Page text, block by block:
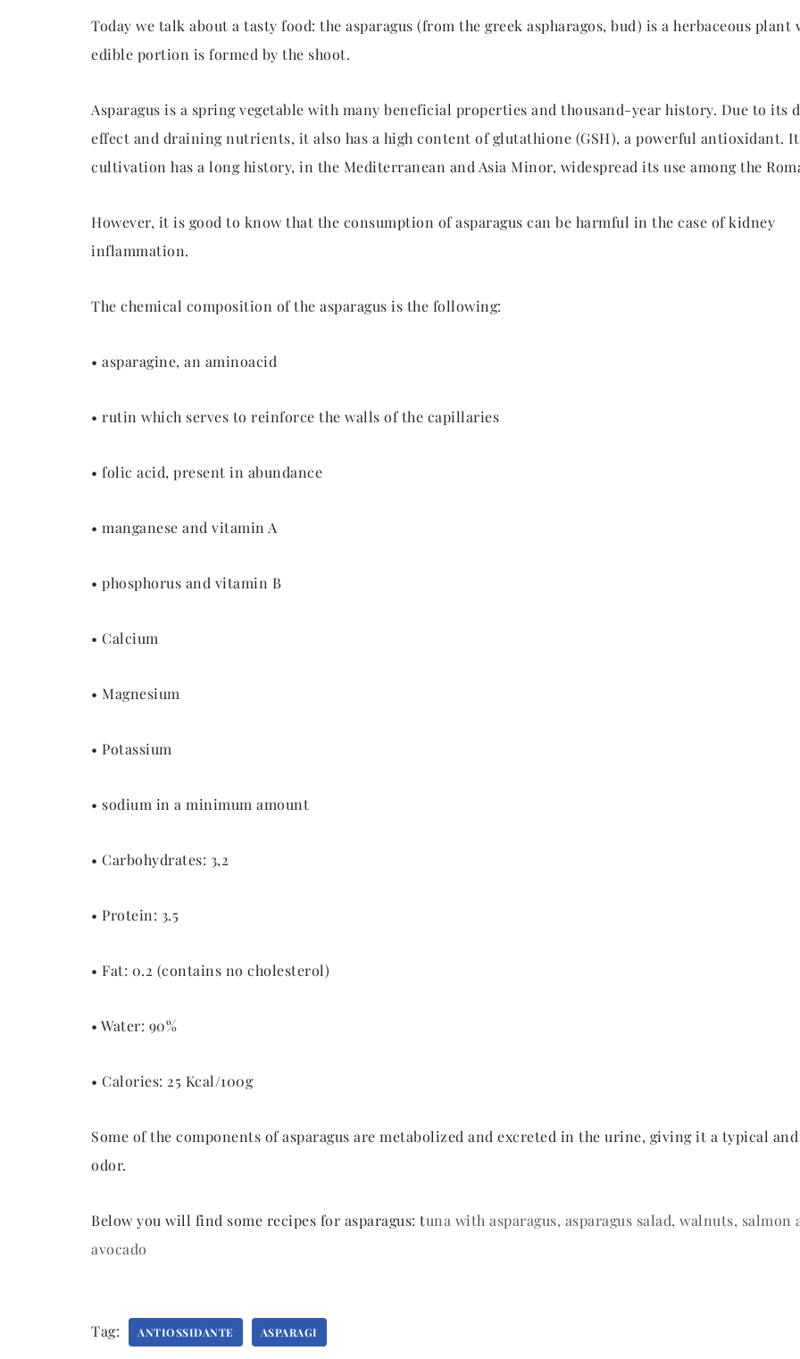
Today we talk about a tasty food: the asparagus (from the greek aspharagos, bud) is a herbaceous plant
edible portion is formed by the shoot.
Asparagus is a spring vegetable with many beneficial properties and thousand-year history. Due to its
effect and draining nutrients, it also has a high content of glutathione (GSH), a powerful antioxidant.
cultivation has a long history, in the Mediterranean and Asia Minor, widespread its use among the
However, it is good to know that the consumption of asparagus can be harmful in the case of kidney
inflammation.
The chemical composition of the asparagus is the following:
• asparagine, an aminoacid
• rutin which serves to reinforce the walls of the capillaries
• folic acid, present in abundance
• manganese and vitamin A
• phosphorus and vitamin B
• Calcium
• Magnesium
• Potassium
• sodium in a minimum amount
• Carbohydrates: 3,2
• Protein: 3.5
• Fat: 0.2 (contains no cholesterol)
• Water: 90%
• Calories: 25 Kcal/100g
Some of the components of asparagus are metabolized and excreted in the urine, giving it a typical
odor.
Below you will find some recipes for asparagus: tuna with asparagus, asparagus salad, walnuts, salmon
avocado
Tag: ANTIOSSIDANTE ASPARAGI